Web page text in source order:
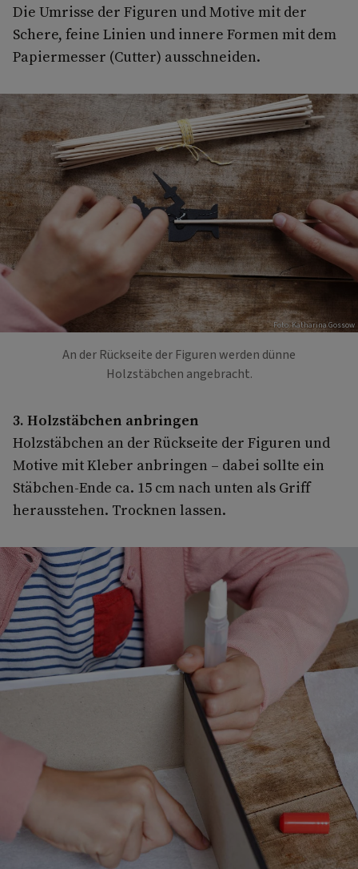
Die Umrisse der Figuren und Motive mit der
Schere, feine Linien und innere Formen mit dem
Papiermesser (Cutter) ausschneiden.
Foto: Katharina Gossow
An der Rückseite der Figuren werden dünne
Holzstäbchen angebracht.
3. Holzstäbchen anbringen
Holzstäbchen an der Rückseite der Figuren und
Motive mit Kleber anbringen – dabei sollte ein
Stäbchen-Ende ca. 15 cm nach unten als Griff
herausstehen. Trocknen lassen.